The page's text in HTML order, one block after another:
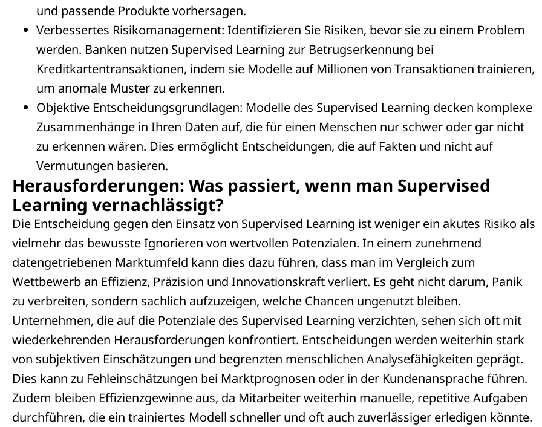
und passende Produkte vorhersagen.
Verbessertes Risikomanagement: Identifizieren Sie Risiken, bevor sie zu einem Problem
werden. Banken nutzen Supervised Learning zur Betrugserkennung bei
Kreditkartentransaktionen, indem sie Modelle auf Millionen von Transaktionen trainieren,
um anomale Muster zu erkennen.
Objektive Entscheidungsgrundlagen: Modelle des Supervised Learning decken komplexe
Zusammenhänge in Ihren Daten auf, die für einen Menschen nur schwer oder gar nicht
zu erkennen wären. Dies ermöglicht Entscheidungen, die auf Fakten und nicht auf
Vermutungen basieren.
Herausforderungen: Was passiert, wenn man Supervised
Learning vernachlässigt?
Die Entscheidung gegen den Einsatz von Supervised Learning ist weniger ein akutes Risiko als
vielmehr das bewusste Ignorieren von wertvollen Potenzialen. In einem zunehmend
datengetriebenen Marktumfeld kann dies dazu führen, dass man im Vergleich zum
Wettbewerb an Effizienz, Präzision und Innovationskraft verliert. Es geht nicht darum, Panik
zu verbreiten, sondern sachlich aufzuzeigen, welche Chancen ungenutzt bleiben.
Unternehmen, die auf die Potenziale des Supervised Learning verzichten, sehen sich oft mit
wiederkehrenden Herausforderungen konfrontiert. Entscheidungen werden weiterhin stark
von subjektiven Einschätzungen und begrenzten menschlichen Analysefähigkeiten geprägt.
Dies kann zu Fehleinschätzungen bei Marktprognosen oder in der Kundenansprache führen.
Zudem bleiben Effizienzgewinne aus, da Mitarbeiter weiterhin manuelle, repetitive Aufgaben
durchführen, die ein trainiertes Modell schneller und oft auch zuverlässiger erledigen könnte.